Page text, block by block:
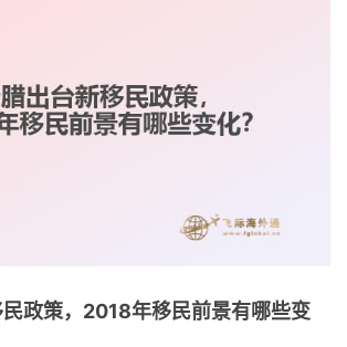
政策，2018年移民前景有哪些变